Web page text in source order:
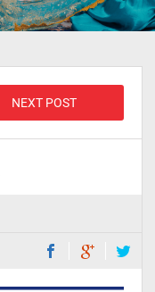
NEXT POST